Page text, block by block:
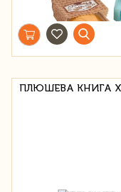
ПЛЮШЕВА КНИГА